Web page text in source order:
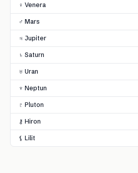
♀ Venera
♂ Mars
♃ Jupiter
♄ Saturn
♅ Uran
♆ Neptun
♇ Pluton
⚷ Hiron
⚸ Lilit